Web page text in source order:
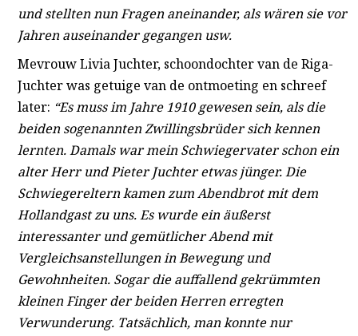
und stellten nun Fragen aneinander, als wären sie vor
Jahren auseinander gegangen usw.
Mevrouw Livia Juchter, schoondochter van de Riga-
Juchter was getuige van de ontmoeting en schreef
later: “Es muss im Jahre 1910 gewesen sein, als die
beiden sogenannten Zwillingsbrüder sich kennen
lernten. Damals war mein Schwiegervater schon ein
alter Herr und Pieter Juchter etwas jünger. Die
Schwiegereltern kamen zum Abendbrot mit dem
Hollandgast zu uns. Es wurde ein äußerst
interessanter und gemütlicher Abend mit
Vergleichsanstellungen in Bewegung und
Gewohnheiten. Sogar die auffallend gekrümmten
kleinen Finger der beiden Herren erregten
Verwunderung. Tatsächlich, man konnte nur